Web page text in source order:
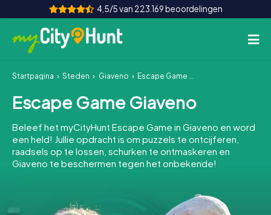
4,5/5 van 223.169 beoordelingen
Hoe het werkt
Steden
Tours
Teamevenement
Startpagina Steden Giaveno Escape Game Giaveno
Escape Game Giaveno
Beleef het myCityHunt Escape Game in Giaveno en word
een held! Jullie opdracht is om puzzels te ontcijferen,
raadsels op te lossen, schurken te ontmaskeren en
Giaveno te beschermen tegen het onbekende!